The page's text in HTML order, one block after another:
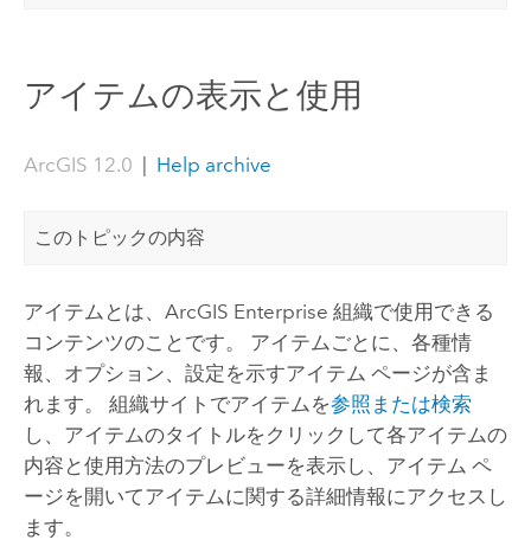
アイテムの表示と使用
ArcGIS 12.0 | Help archive
このトピックの内容
アイテムとは、 ArcGIS Enterprise 組織で使用できる
コンテンツのことです。
アイテムごとに、各種情
報、オプション、設定を示すアイテム ページが含ま
れます。 組織サイトでアイテムを参照または検索
し、アイテムのタイトルをクリックして各アイテムの
内容と使用方法のプレビューを表示し、アイテム ペ
ージを開いてアイテムに関する詳細情報にアクセスし
ます。